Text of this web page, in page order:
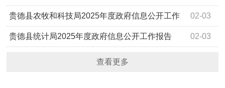
告 02-03
贵德县农牧和科技局2025年度政府信息公开工作
报告 02-03
贵德县统计局2025年度政府信息公开工作报告
查看更多